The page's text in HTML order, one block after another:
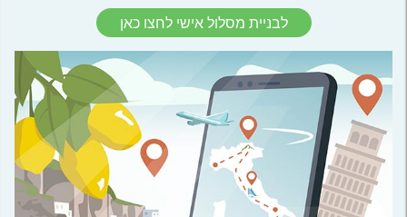
לבניית מסלול אישי לחצו כאן